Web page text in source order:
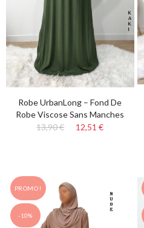
Robe UrbanLong – Fond De
Robe Viscose Sans Manches
13,90 €
12,51 €
PROMO !
-10%